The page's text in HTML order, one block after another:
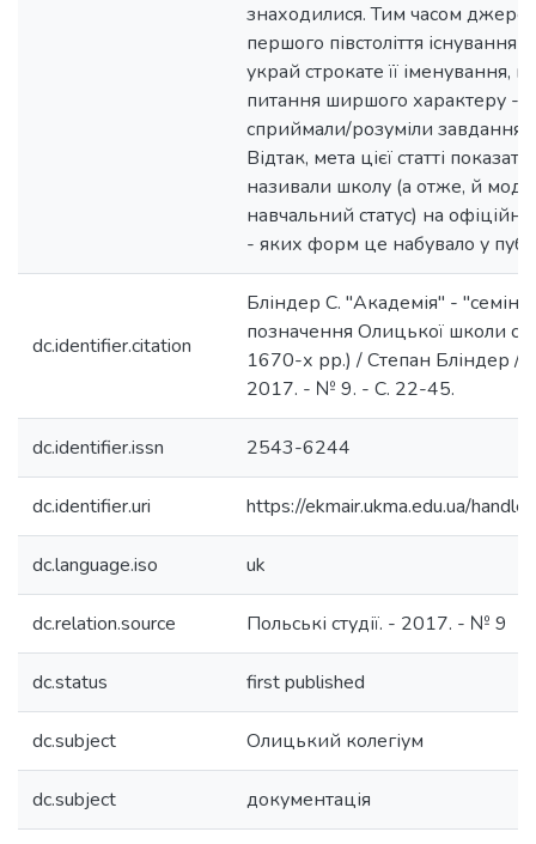
знаходилися. Тим часом
першого півстоліття існування
украй строкате її іменування,
питання ширшого характеру -
сприймали/розуміли завдання
Відтак, мета цієї статті
називали школу (а отже, й
навчальний статус) на
- яких форм це набувало у
dc.identifier.citation
Бліндер С. "Академія" -
позначення Олицької школи
1670-х рр.) / Степан Бліндер //
2017. - № 9. - С. 22-45.
dc.identifier.issn 2543-6244
dc.identifier.uri https://ekmair.ukma.edu.ua/
dc.language.iso uk
dc.relation.source Польські студії. - 2017. - № 9
dc.status first published
dc.subject Олицький колегіум
dc.subject документація